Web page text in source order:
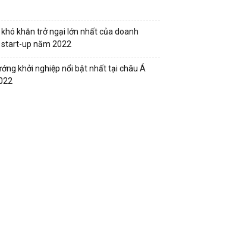
khó khăn trở ngại lớn nhất của doanh
start-up năm 2022
khởi nghiệp nổi bật nhất tại châu Á